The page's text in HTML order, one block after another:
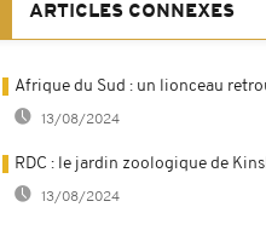
ARTICLES CONNEXES
Afrique du Sud : un lionceau
13/08/2024
RDC : le jardin zoologique de
13/08/2024